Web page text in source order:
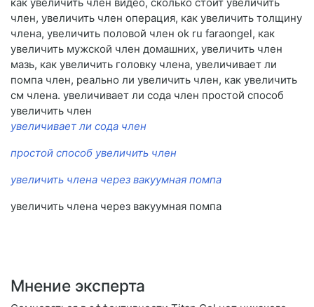
член, увеличить член операция, как увеличить толщину
члена, увеличить половой член ok ru faraongel, как
увеличить мужской член домашних, увеличить член
мазь, как увеличить головку члена, увеличивает ли
помпа член, реально ли увеличить член, как увеличить
см члена. увеличивает ли сода член простой способ
увеличить член
увеличивает ли сода член
простой способ увеличить член
увеличить члена через вакуумная помпа
увеличить члена через вакуумная помпа
Мнение эксперта